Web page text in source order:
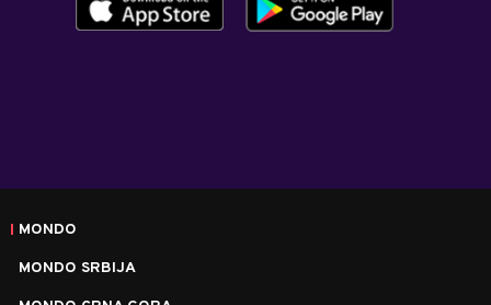
MONDO
MONDO SRBIJA